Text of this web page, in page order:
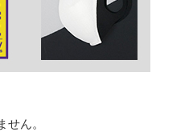
ん。